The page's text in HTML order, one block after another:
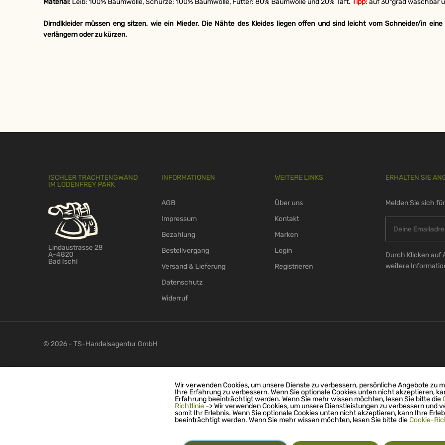
Material: Leib: 100% Baumwolle, Schürze: 100% Baumwolle, Futter: 80% Baumwolle und 20% Taft. Tipp:auf 30°grad waschbar
Dirndlkleider müssen eng sitzen, wie ein Mieder. Die Nähte des Kleides liegen offen und sind leicht vom Schneider/in
verlängern oder zu kürzen.
ISCHLER TRACHTENGWAND
IM LODENFREY PARK
Lindaustrasse 28
A-4820
Bad Ischl
INFORMATIONEN
AGB
Impressum
Bezahlung
Bestellvorgang
Versand & Lieferung
Datenschutz
Widerruf
WEITERE LINKS
Über uns
Kontakt
Marken
Login
Registrieren
ERHALTEN SIE
Melden Sie sich
Durch Klicken auf
weitere
© 2026 - TS-Handelsagentur GmbH
Wir verwenden Cookies, um unsere Dienste zu verbessern, persönliche Angebote zu
Ihre Erfahrung zu verbessern. Wenn Sie optionale Cookies unten nicht akzeptieren,
Erfahrung beeinträchtigt werden. Wenn Sie mehr wissen möchten, lesen Sie bitte die
Richtlinie -> Wir verwenden Cookies, um unsere Dienstleistungen zu verbessern und
somit Ihr Erlebnis. Wenn Sie optionale Cookies unten nicht akzeptieren, kann Ihre
beeinträchtigt werden. Wenn Sie mehr wissen möchten, lesen Sie bitte dieCookie-